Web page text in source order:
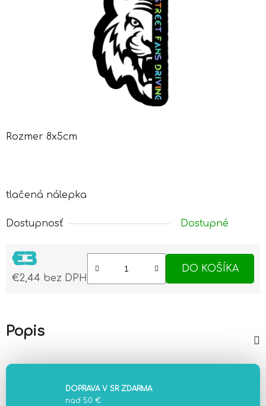
Rozmer 8x5cm
tlačená nálepka
Dostupnosť Dostupné
€3
€2,44 bez DPH
DO KOŠÍKA
Popis
DOPRAVA V SR ZDARMA
nad 50 €